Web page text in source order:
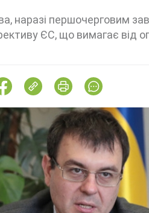
наразі першочерговим
ЄС, що вимагає від